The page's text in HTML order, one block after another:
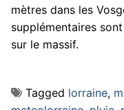
mètres dans les
supplémentaires
sur le massif.
Tagged lorraine,